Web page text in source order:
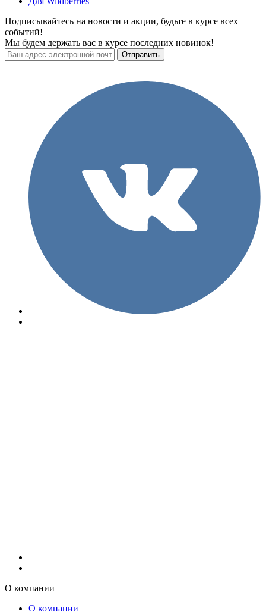
Подписывайтесь на новости и акции, будьте в курсе всех
событий!
Мы будем держать вас в курсе последних новинок!
О компании
О компании